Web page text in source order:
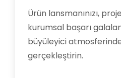
Ürün lansmanınızı,
kurumsal başarı
büyüleyici
gerçekleştirin.